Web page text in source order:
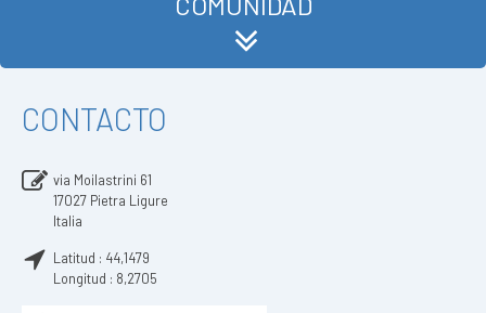
CONTACTO
via Moilastrini 61
17027 Pietra Ligure
Italia
Latitud : 44,1479
Longitud : 8,2705